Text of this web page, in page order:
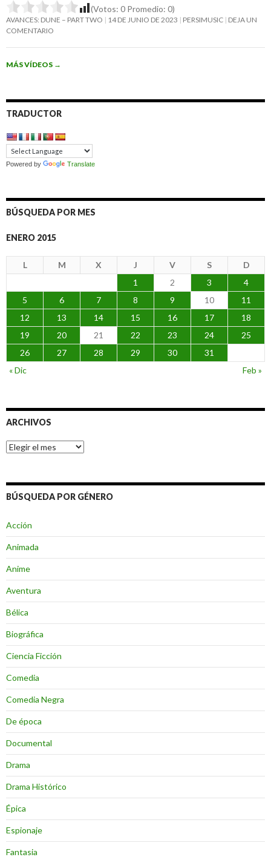
(Votos: 0 Promedio: 0)
AVANCES: DUNE – PART TWO 14 DE JUNIO DE 2023 PERSIMUSIC DEJA UN
COMENTARIO
MÁS VÍDEOS →
TRADUCTOR
Powered by Translate
BÚSQUEDA POR MES
ENERO 2015
L M X J V S
D
1
2 3
4
5
6 7 8 9 10
11
12
13 14 15 16 17
18
19
20 21 22 23 24
25
26
27 28 29 30
31
« Dic
Feb »
ARCHIVOS
Archivos
BÚSQUEDA POR GÉNERO
Acción
Animada
Anime
Aventura
Bélica
Biográfica
Ciencia Ficción
Comedia
Comedia Negra
De época
Documental
Drama
Drama Histórico
Épica
Espionaje
Fantasia